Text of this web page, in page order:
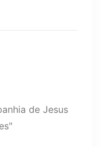
de Jesus